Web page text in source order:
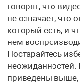
говорят, что
не означает, что
который есть, и
нем
Постарайтесь
неожиданностей.
приведены выше,